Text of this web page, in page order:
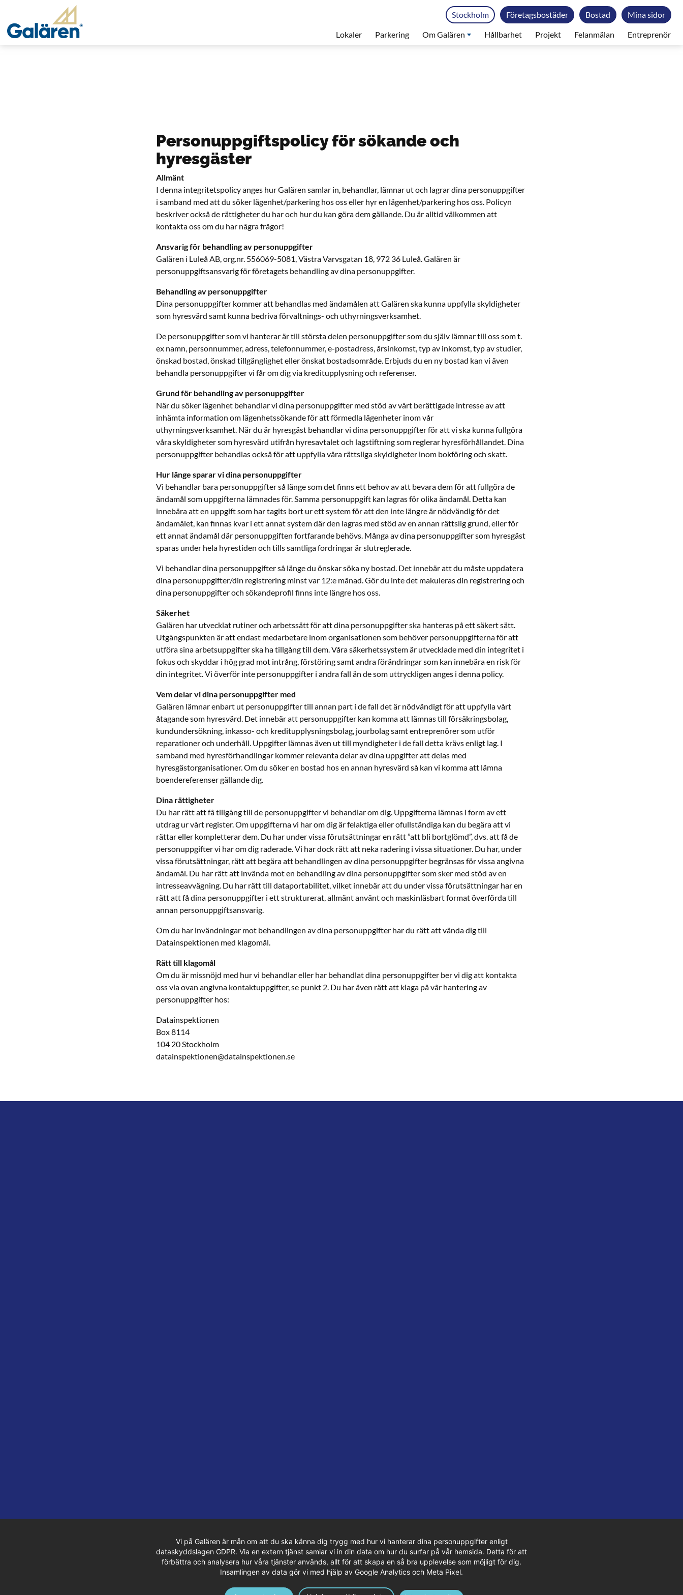
Lokaler Parkering Om Galären Hållbarhet Projekt Felanmälan Entreprenör
Mina sidor
Bostad
Företagsbostäder
Stockholm
Personuppgiftspolicy för sökande och
hyresgäster
Allmänt
I denna integritetspolicy anges hur Galären samlar in, behandlar, lämnar ut och lagrar dina personuppgifter
i samband med att du söker lägenhet/parkering hos oss eller hyr en lägenhet/parkering hos oss. Policyn
beskriver också de rättigheter du har och hur du kan göra dem gällande. Du är alltid välkommen att
kontakta oss om du har några frågor!
Ansvarig för behandling av personuppgifter
Galären i Luleå AB, org.nr. 556069-5081, Västra Varvsgatan 18, 972 36 Luleå. Galären är
personuppgiftsansvarig för företagets behandling av dina personuppgifter.
Behandling av personuppgifter
Dina personuppgifter kommer att behandlas med ändamålen att Galären ska kunna uppfylla skyldigheter
som hyresvärd samt kunna bedriva förvaltnings- och uthyrningsverksamhet.
De personuppgifter som vi hanterar är till största delen personuppgifter som du själv lämnar till oss som t.
ex namn, personnummer, adress, telefonnummer, e-postadress, årsinkomst, typ av inkomst, typ av studier,
önskad bostad, önskad tillgänglighet eller önskat bostadsområde. Erbjuds du en ny bostad kan vi även
behandla personuppgifter vi får om dig via kreditupplysning och referenser.
Grund för behandling av personuppgifter
När du söker lägenhet behandlar vi dina personuppgifter med stöd av vårt berättigade intresse av att
inhämta information om lägenhetssökande för att förmedla lägenheter inom vår
uthyrningsverksamhet. När du är hyresgäst behandlar vi dina personuppgifter för att vi ska kunna fullgöra
våra skyldigheter som hyresvärd utifrån hyresavtalet och lagstiftning som reglerar hyresförhållandet. Dina
personuppgifter behandlas också för att uppfylla våra rättsliga skyldigheter inom bokföring och skatt.
Hur länge sparar vi dina personuppgifter
Vi behandlar bara personuppgifter så länge som det finns ett behov av att bevara dem för att fullgöra de
ändamål som uppgifterna lämnades för. Samma personuppgift kan lagras för olika ändamål. Detta kan
innebära att en uppgift som har tagits bort ur ett system för att den inte längre är nödvändig för det
ändamålet, kan finnas kvar i ett annat system där den lagras med stöd av en annan rättslig grund, eller för
ett annat ändamål där personuppgiften fortfarande behövs. Många av dina personuppgifter som hyresgäst
sparas under hela hyrestiden och tills samtliga fordringar är slutreglerade.
Vi behandlar dina personuppgifter så länge du önskar söka ny bostad. Det innebär att du måste uppdatera
dina personuppgifter/din registrering minst var 12:e månad. Gör du inte det makuleras din registrering och
dina personuppgifter och sökandeprofil finns inte längre hos oss.
Säkerhet
Galären har utvecklat rutiner och arbetssätt för att dina personuppgifter ska hanteras på ett säkert sätt.
Utgångspunkten är att endast medarbetare inom organisationen som behöver personuppgifterna för att
utföra sina arbetsuppgifter ska ha tillgång till dem. Våra säkerhetssystem är utvecklade med din integritet i
fokus och skyddar i hög grad mot intrång, förstöring samt andra förändringar som kan innebära en risk för
din integritet. Vi överför inte personuppgifter i andra fall än de som uttryckligen anges i denna policy.
Vem delar vi dina personuppgifter med
Galären lämnar enbart ut personuppgifter till annan part i de fall det är nödvändigt för att uppfylla vårt
åtagande som hyresvärd. Det innebär att personuppgifter kan komma att lämnas till försäkringsbolag,
kundundersökning, inkasso- och kreditupplysningsbolag, jourbolag samt entreprenörer som utför
reparationer och underhåll. Uppgifter lämnas även ut till myndigheter i de fall detta krävs enligt lag. I
samband med hyresförhandlingar kommer relevanta delar av dina uppgifter att delas med
hyresgästorganisationer. Om du söker en bostad hos en annan hyresvärd så kan vi komma att lämna
boendereferenser gällande dig.
Dina rättigheter
Du har rätt att få tillgång till de personuppgifter vi behandlar om dig. Uppgifterna lämnas i form av ett
utdrag ur vårt register. Om uppgifterna vi har om dig är felaktiga eller ofullständiga kan du begära att vi
rättar eller kompletterar dem. Du har under vissa förutsättningar en rätt ”att bli bortglömd”, dvs. att få de
personuppgifter vi har om dig raderade. Vi har dock rätt att neka radering i vissa situationer. Du har, under
vissa förutsättningar, rätt att begära att behandlingen av dina personuppgifter begränsas för vissa angivna
ändamål. Du har rätt att invända mot en behandling av dina personuppgifter som sker med stöd av en
intresseavvägning. Du har rätt till dataportabilitet, vilket innebär att du under vissa förutsättningar har en
rätt att få dina personuppgifter i ett strukturerat, allmänt använt och maskinläsbart format överförda till
annan personuppgiftsansvarig.
Om du har invändningar mot behandlingen av dina personuppgifter har du rätt att vända dig till
Datainspektionen med klagomål.
Rätt till klagomål
Om du är missnöjd med hur vi behandlar eller har behandlat dina personuppgifter ber vi dig att kontakta
oss via ovan angivna kontaktuppgifter, se punkt 2. Du har även rätt att klaga på vår hantering av
personuppgifter hos:
Datainspektionen
Box 8114
104 20 Stockholm
datainspektionen@datainspektionen.se
Vi på Galären är mån om att du ska känna dig trygg med hur vi hanterar dina personuppgifter enligt
dataskyddslagen GDPR. Via en extern tjänst samlar vi in din data om hur du surfar på vår hemsida. Detta för att
förbättra och analysera hur våra tjänster används, allt för att skapa en så bra upplevelse som möjligt för dig.
Insamlingen av data gör vi med hjälp av Google Analytics och Meta Pixel.